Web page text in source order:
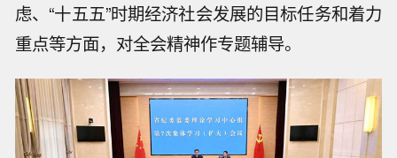
虑、“十五五”时期经济社会发展的目标任务和着力
重点等方面，对全会精神作专题辅导。